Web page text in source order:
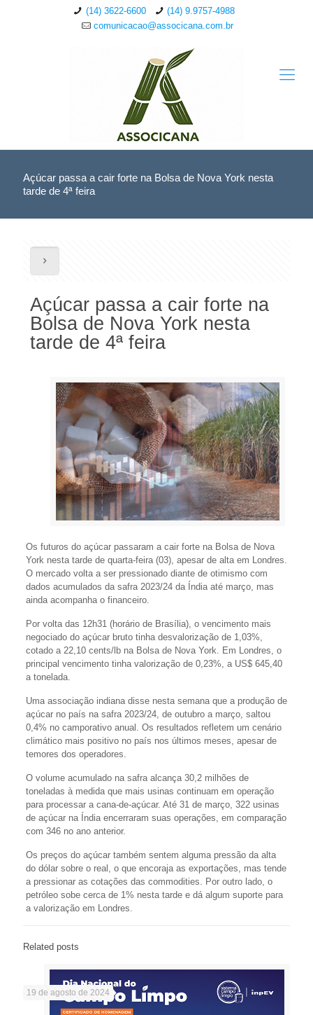
(14) 3622-6600
(14) 9.9757-4988
comunicacao@associcana.com.br
Açúcar passa a cair forte na Bolsa de Nova York nesta
tarde de 4ª feira
Açúcar passa a cair forte na
Bolsa de Nova York nesta
tarde de 4ª feira
Os futuros do açúcar passaram a cair forte na Bolsa de Nova
York nesta tarde de quarta-feira (03), apesar de alta em Londres.
O mercado volta a ser pressionado diante de otimismo com
dados acumulados da safra 2023/24 da Índia até março, mas
ainda acompanha o financeiro.
Por volta das 12h31 (horário de Brasília), o vencimento mais
negociado do açúcar bruto tinha desvalorização de 1,03%,
cotado a 22,10 cents/lb na Bolsa de Nova York. Em Londres, o
principal vencimento tinha valorização de 0,23%, a US$ 645,40
a tonelada.
Uma associação indiana disse nesta semana que a produção de
açúcar no país na safra 2023/24, de outubro a março, saltou
0,4% no camporativo anual. Os resultados refletem um cenário
climático mais positivo no país nos últimos meses, apesar de
temores dos operadores.
O volume acumulado na safra alcança 30,2 milhões de
toneladas à medida que mais usinas continuam em operação
para processar a cana-de-açúcar. Até 31 de março, 322 usinas
de açúcar na Índia encerraram suas operações, em comparação
com 346 no ano anterior.
Os preços do açúcar também sentem alguma pressão da alta
do dólar sobre o real, o que encoraja as exportações, mas tende
a pressionar as cotações das commodities. Por outro lado, o
petróleo sobe cerca de 1% nesta tarde e dá algum suporte para
a valorização em Londres.
Related posts
19 de agosto de 2024